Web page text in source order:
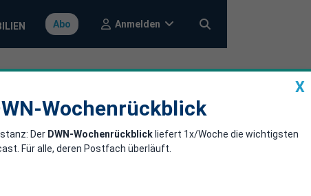
Abo Anmelden
X
Wochenrückblick
Der DWN-Wochenrückblick liefert 1x/Woche die wichtigsten
Für alle, deren Postfach überläuft.